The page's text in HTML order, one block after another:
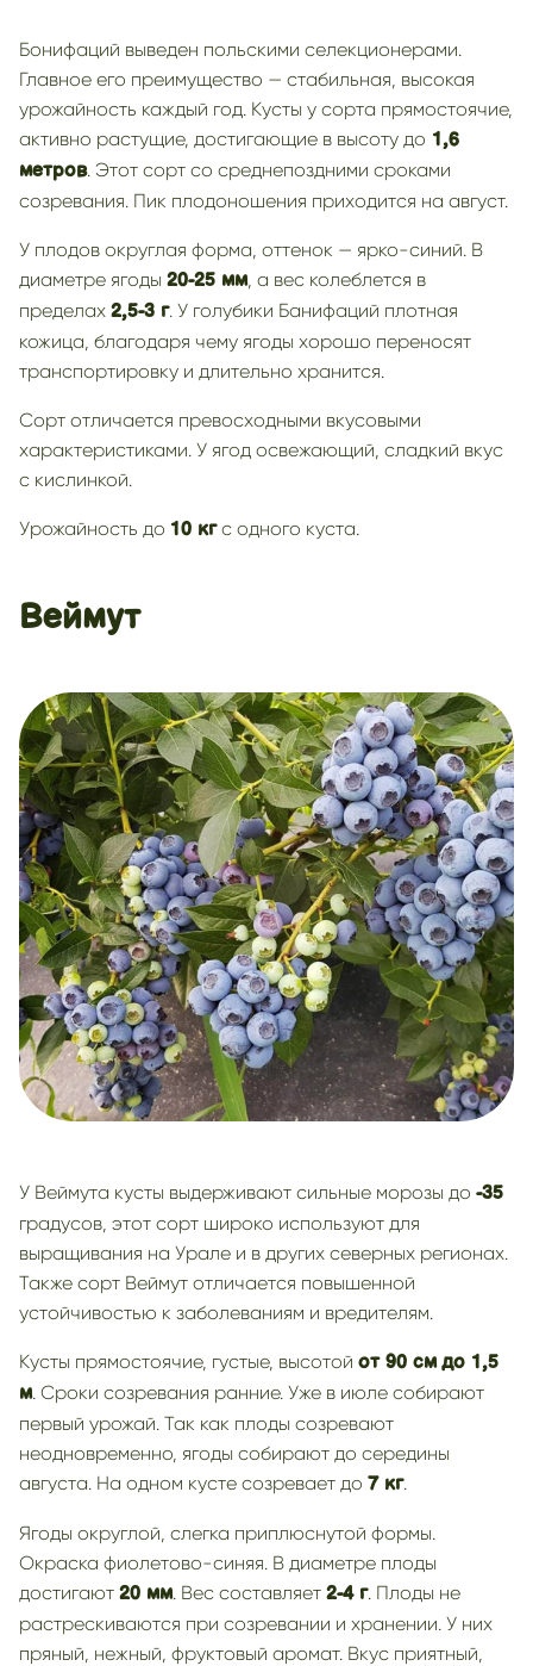
Бонифаций выведен польскими селекционерами.
Главное его преимущество — стабильная, высокая
урожайность каждый год. Кусты у сорта прямостоячие,
активно растущие, достигающие в высоту до 1,6
метров. Этот сорт со среднепоздними сроками
созревания. Пик плодоношения приходится на август.
У плодов округлая форма, оттенок — ярко-синий. В
диаметре ягоды 20-25 мм, а вес колеблется в
пределах 2,5-3 г. У голубики Банифаций плотная
кожица, благодаря чему ягоды хорошо переносят
транспортировку и длительно хранится.
Сорт отличается превосходными вкусовыми
характеристиками. У ягод освежающий, сладкий вкус
с кислинкой.
Урожайность до 10 кгс одного куста.
Веймут
У Веймута кусты выдерживают сильные морозы до -35
градусов, этот сорт широко используют для
выращивания на Урале и в других северных регионах.
Также сорт Веймут отличается повышенной
устойчивостью к заболеваниям и вредителям.
Кусты прямостоячие, густые, высотой от 90 см до 1,5
м. Сроки созревания ранние. Уже в июле собирают
первый урожай. Так как плоды созревают
неодновременно, ягоды собирают до середины
августа. На одном кусте созревает до 7 кг.
Ягоды округлой, слегка приплюснутой формы.
Окраска фиолетово-синяя. В диаметре плоды
достигают 20 мм. Вес составляет 2-4 г. Плоды не
растрескиваются при созревании и хранении. У них
пряный, нежный, фруктовый аромат. Вкус приятный,